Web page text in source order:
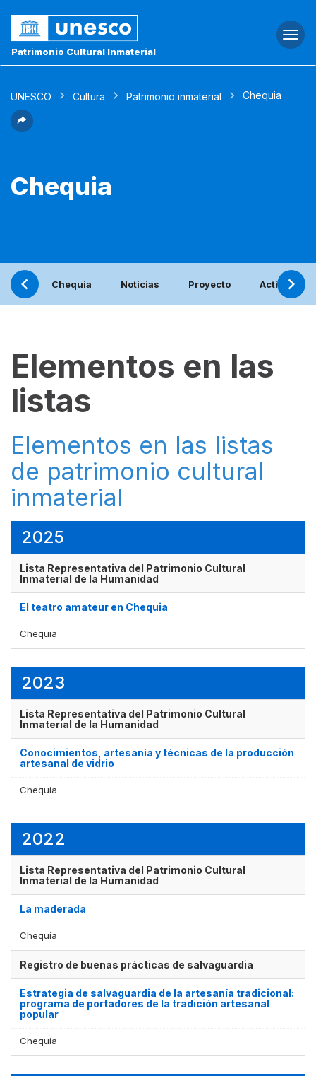
Patrimonio Cultural Inmaterial
UNESCO Cultura Patrimonio inmaterial Chequia
Chequia
Chequia Noticias Proyecto
Elementos en las
listas
Elementos en las listas
de patrimonio cultural
inmaterial
2025
Lista Representativa del Patrimonio Cultural
Inmaterial de la Humanidad
El teatro amateur en Chequia
Chequia
2023
Lista Representativa del Patrimonio Cultural
Inmaterial de la Humanidad
Conocimientos, artesanía y técnicas de la producción
artesanal de vidrio
Chequia
2022
Lista Representativa del Patrimonio Cultural
Inmaterial de la Humanidad
La maderada
Chequia
Registro de buenas prácticas de salvaguardia
Estrategia de salvaguardia de la artesanía tradicional:
programa de portadores de la tradición artesanal
popular
Chequia